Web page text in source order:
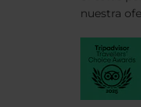
nuestra